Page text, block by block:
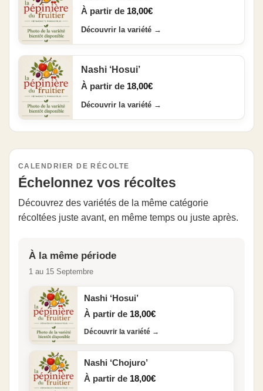
À partir de 18,00€
Découvrir la variété →
Nashi ‘Hosui’
À partir de 18,00€
Découvrir la variété →
CALENDRIER DE RÉCOLTE
Échelonnez vos récoltes
Découvrez des variétés de la même catégorie
récoltées juste avant, en même temps ou juste après.
À la même période
1 au 15 Septembre
Nashi ‘Hosui’
À partir de 18,00€
Découvrir la variété →
Nashi ‘Chojuro’
À partir de 18,00€